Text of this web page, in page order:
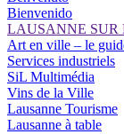
Bienvenido
LAUSANNE SUR
Art en ville – le
Services industriels
SiL Multimédia
Vins de la Ville
Lausanne Tourisme
Lausanne à table